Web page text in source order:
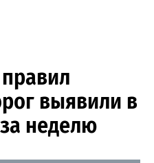
выявили в
неделю